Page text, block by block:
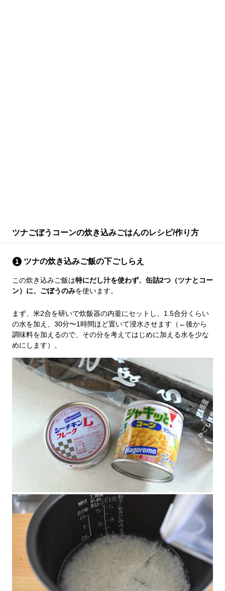
ツナごぼうコーンの炊き込みごはんのレシピ/作り方
ツナの炊き込みご飯の下ごしらえ
この炊き込みご飯は特にだし汁を使わず、缶詰2つ（ツナとコー
ン）に、ごぼうのみを使います。
まず、米2合を研いで炊飯器の内釜にセットし、1.5合分くらい
の水を加え、30分〜1時間ほど置いて浸水させます（←後から
調味料を加えるので、その分を考えてはじめに加える水を少な
めにします）。